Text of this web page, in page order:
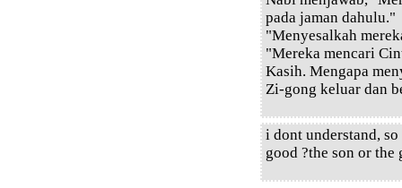
pada jaman dahulu."
"Menyesalkah
"Mereka mencari
Kasih. Mengapa
Zi-gong keluar dan
i dont understand,
good ?the son or the